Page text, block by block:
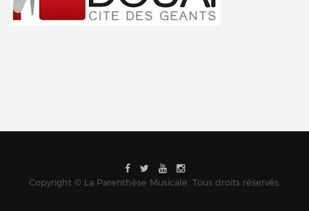
Copyright © La Parenthèse Musicale. Tous droits réservés.